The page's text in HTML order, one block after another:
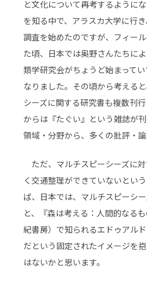
と文化について再考するように
を知る中で、アラスカ大学に行
調査を始めたのですが、フィー
た頃、日本では奥野さんたちに
類学研究会がちょうど始まって
なりました。その頃から考える
シーズに関する研究書も複数刊
からは『たぐい』という雑誌が
領域・分野から、多くの批評・
ただ、マルチスピーシーズに
く交通整理ができていないとい
ば、日本では、マルチスピーシ
と、『森は考える：人間的なる
紀書房）で知られるエドゥアル
だという固定されたイメージを
はないかと思います。